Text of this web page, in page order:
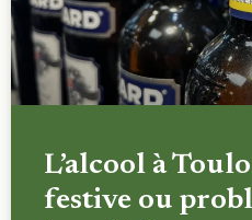
L’alcool à
festive ou